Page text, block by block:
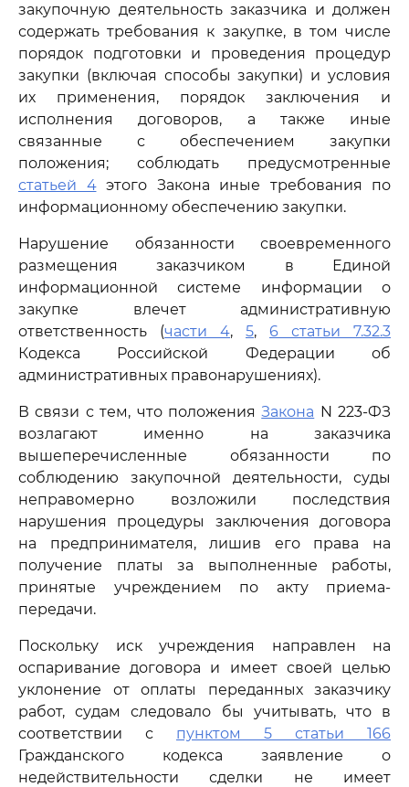
закупочную деятельность заказчика и должен
содержать требования к закупке, в том числе
порядок подготовки и проведения процедур
закупки (включая способы закупки) и условия
их применения, порядок заключения и
исполнения договоров, а также иные
связанные с обеспечением закупки
положения; соблюдать предусмотренные
статьей 4этого Закона иные требования по
информационному обеспечению закупки.
Нарушение обязанности своевременного
размещения заказчиком в Единой
информационной системе информации о
закупке влечет административную
ответственность (части 4, 5, 6 статьи 7.32.3
Кодекса Российской Федерации об
административных правонарушениях).
В связи с тем, что положенияЗакона N 223-ФЗ
возлагают именно на заказчика
вышеперечисленные обязанности по
соблюдению закупочной деятельности, суды
неправомерно возложили последствия
нарушения процедуры заключения договора
на предпринимателя, лишив его права на
получение платы за выполненные работы,
принятые учреждением по акту приема-
передачи.
Поскольку иск учреждения направлен на
оспаривание договора и имеет своей целью
уклонение от оплаты переданных заказчику
работ, судам следовало бы учитывать, что в
соответствии с пунктом 5 статьи 166
Гражданского кодекса заявление о
недействительности сделки не имеет